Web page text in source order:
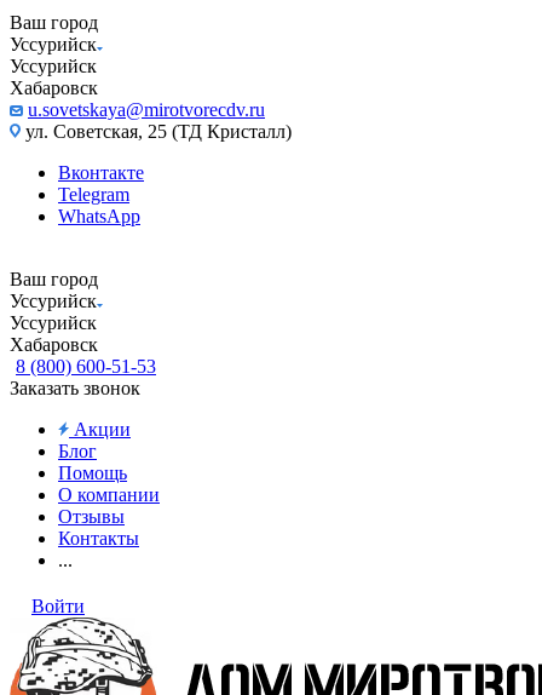
Ваш город
Уссурийск
Уссурийск
Хабаровск
u.sovetskaya@mirotvorecdv.ru
ул. Советская, 25 (ТД Кристалл)
Вконтакте
Telegram
WhatsApp
Ваш город
Уссурийск
Уссурийск
Хабаровск
8 (800) 600-51-53
Заказать звонок
Акции
Блог
Помощь
О компании
Отзывы
Контакты
...
Войти